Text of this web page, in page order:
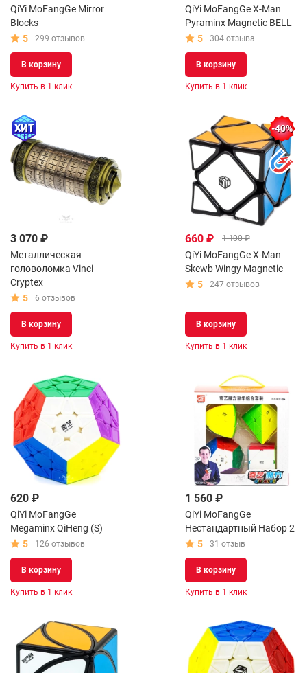
QiYi MoFangGe Mirror
Blocks
5
299 отзывов
В корзину
Купить в 1 клик
QiYi MoFangGe X-Man
Pyraminx Magnetic BELL
5
304 отзыва
В корзину
Купить в 1 клик
3 070 ₽
Металлическая
головоломка Vinci
Cryptex
5
6 отзывов
В корзину
Купить в 1 клик
-40%
660 ₽ 1 100 ₽
QiYi MoFangGe X-Man
Skewb Wingy Magnetic
5
247 отзывов
В корзину
Купить в 1 клик
620 ₽
QiYi MoFangGe
Megaminx QiHeng (S)
5
126 отзывов
В корзину
Купить в 1 клик
1 560 ₽
QiYi MoFangGe
Нестандартный Набор 2
5
31 отзыв
В корзину
Купить в 1 клик